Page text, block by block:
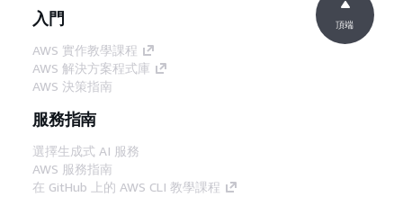
入門
AWS 實作教學課程
AWS 解決方案程式庫
AWS 決策指南
服務指南
選擇生成式 AI 服務
AWS 服務指南
在 GitHub 上的 AWS CLI 教學課程
頂端